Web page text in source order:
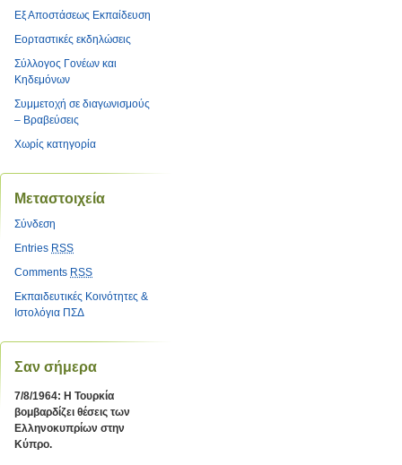
Εξ Αποστάσεως Εκπαίδευση
Εορταστικές εκδηλώσεις
Σύλλογος Γονέων και
Κηδεμόνων
Συμμετοχή σε διαγωνισμούς
– Βραβεύσεις
Χωρίς κατηγορία
Μεταστοιχεία
Σύνδεση
Entries RSS
Comments RSS
Εκπαιδευτικές Κοινότητες &
Ιστολόγια ΠΣΔ
Σαν σήμερα
7/8/1964: Η Τουρκία
βομβαρδίζει θέσεις των
Ελληνοκυπρίων στην
Κύπρο.